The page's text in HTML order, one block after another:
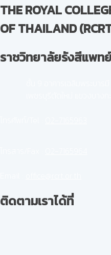
THE ROYAL
OF THAILAND
ราชวิทยาลัยรังสีแพท
ติดตามเราได้ที่